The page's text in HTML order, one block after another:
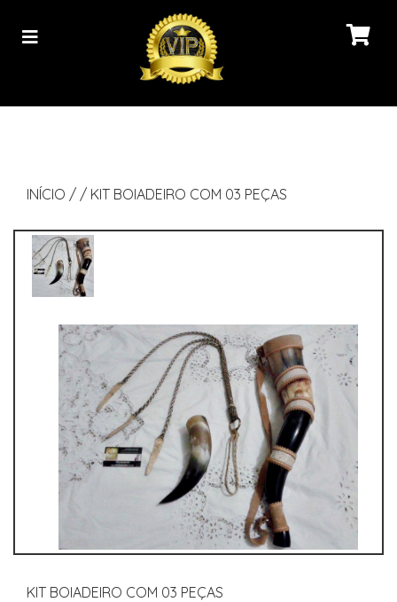
INÍCIO / / KIT BOIADEIRO COM 03 PEÇAS
KIT BOIADEIRO COM 03 PEÇAS